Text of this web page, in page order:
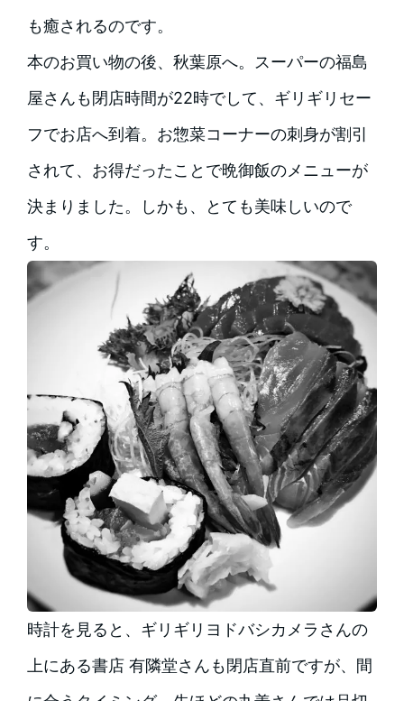
も癒されるのです。
本のお買い物の後、秋葉原へ。スーパーの福島
屋さんも閉店時間が22時でして、ギリギリセー
フでお店へ到着。お惣菜コーナーの刺身が割引
されて、お得だったことで晩御飯のメニューが
決まりました。しかも、とても美味しいので
す。
時計を見ると、ギリギリヨドバシカメラさんの
上にある書店 有隣堂さんも閉店直前ですが、間